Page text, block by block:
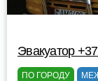
Эвакуатор
ПО ГОРОДУ